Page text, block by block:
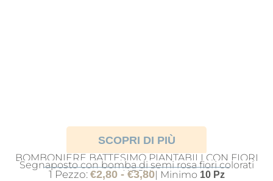
SCOPRI DI PIÙ
BOMBONIERE BATTESIMO PIANTABILI CON FIORI
ROSA
Segnaposto con bomba di semi rosa fiori colorati
1 Pezzo: €2,80 - €3,80| Minimo 10 Pz